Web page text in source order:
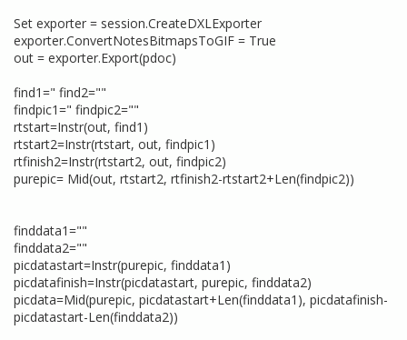
Set exporter = session.CreateDXLExporter
exporter.ConvertNotesBitmapsToGIF = True
out = exporter.Export(pdoc)
find1=" find2=""
findpic1=" findpic2=""
rtstart=Instr(out, find1)
rtstart2=Instr(rtstart, out, findpic1)
rtfinish2=Instr(rtstart2, out, findpic2)
purepic= Mid(out, rtstart2, rtfinish2-rtstart2+Len(findpic2))
finddata1=""
finddata2=""
picdatastart=Instr(purepic, finddata1)
picdatafinish=Instr(picdatastart, purepic, finddata2)
picdata=Mid(purepic, picdatastart+Len(finddata1), picdatafinish-
picdatastart-Len(finddata2))